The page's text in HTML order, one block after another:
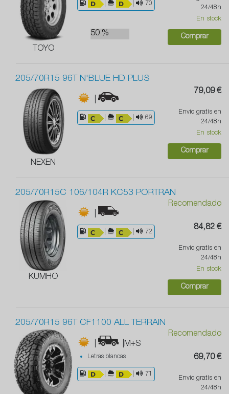
TOYO
70
50 %
24/48h
En stock
Comprar
205/70R15 96T N'BLUE HD PLUS
NEXEN
|
69
79,09 €
Envío gratis en
24/48h
En stock
Comprar
205/70R15C 106/104R KC53 PORTRAN
KUMHO
|
72
Recomendado
84,82 €
Envío gratis en
24/48h
En stock
Comprar
205/70R15 96T CF1100 ALL TERRAIN
| |M+S
Letras blancas
71
Recomendado
69,70 €
Envío gratis en
24/48h